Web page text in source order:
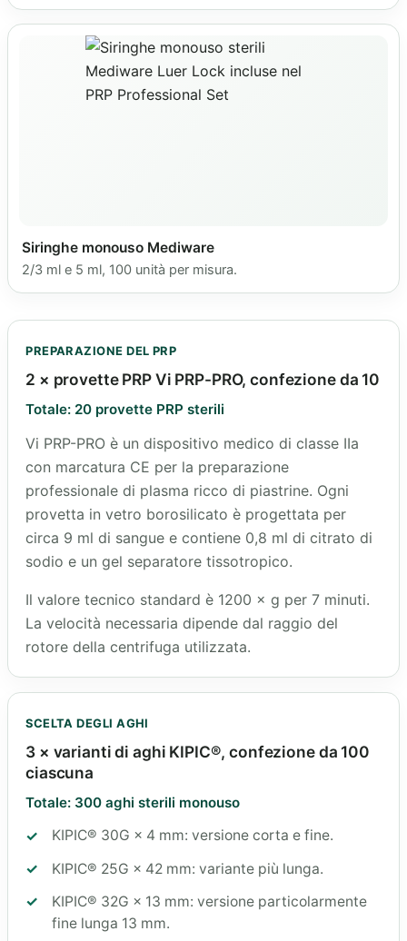
Siringhe monouso Mediware
2/3 ml e 5 ml, 100 unità per misura.
PREPARAZIONE DEL PRP
2 × provette PRP Vi PRP-PRO, confezione da 10
Totale: 20 provette PRP sterili
Vi PRP-PRO è un dispositivo medico di classe IIa
con marcatura CE per la preparazione
professionale di plasma ricco di piastrine. Ogni
provetta in vetro borosilicato è progettata per
circa 9 ml di sangue e contiene 0,8 ml di citrato di
sodio e un gel separatore tissotropico.
Il valore tecnico standard è 1200 × g per 7 minuti.
La velocità necessaria dipende dal raggio del
rotore della centrifuga utilizzata.
SCELTA DEGLI AGHI
3 × varianti di aghi KIPIC®, confezione da 100
ciascuna
Totale: 300 aghi sterili monouso
KIPIC® 30G × 4 mm: versione corta e fine.
KIPIC® 25G × 42 mm: variante più lunga.
KIPIC® 32G × 13 mm: versione particolarmente
fine lunga 13 mm.